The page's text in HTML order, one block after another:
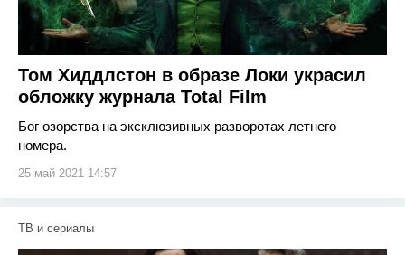
Том Хиддлстон в образе Локи украсил
обложку журнала Total Film
Бог озорства на эксклюзивных разворотах летнего
номера.
25 май 2021 14:57
ТВ и сериалы